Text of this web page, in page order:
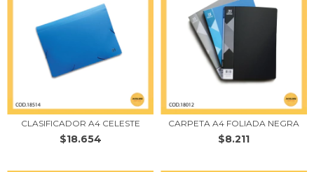
CLASIFICADOR A4 CELESTE
$18.654
CARPETA A4 FOLIADA NEGRA
$8.211